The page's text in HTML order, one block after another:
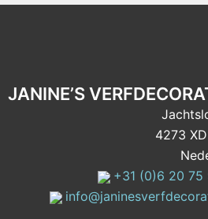
JANINE’S
4273
+31 (0)6 20 75